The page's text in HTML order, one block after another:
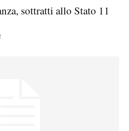
sottratti allo Stato 11